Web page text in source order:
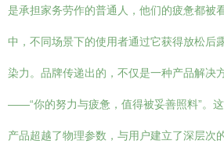
是承担家务劳作的普通人，他们的疲惫都被
中，不同场景下的使用者通过它获得放松后
染力。品牌传递出的，不仅是一种产品解决
——“你的努力与疲惫，值得被妥善照料”。
产品超越了物理参数，与用户建立了深层次